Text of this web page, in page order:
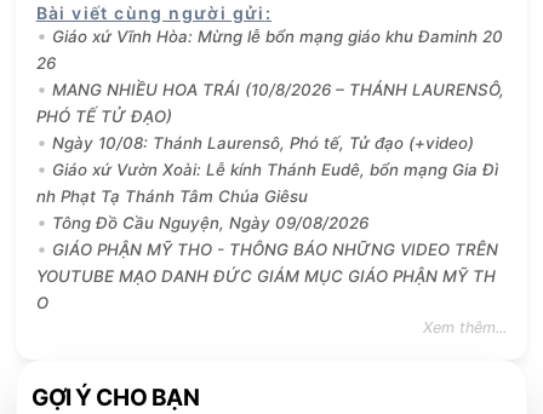
Bài viết cùng người gửi :
Giáo xứ Vĩnh Hòa: Mừng lễ bổn mạng giáo khu Đaminh 20
26
MANG NHIỀU HOA TRÁI (10/8/2026 – THÁNH LAURENSÔ,
PHÓ TẾ TỬ ĐẠO)
Ngày 10/08: Thánh Laurensô, Phó tế, Tử đạo (+video)
Giáo xứ Vườn Xoài: Lễ kính Thánh Eudê, bổn mạng Gia Đì
nh Phạt Tạ Thánh Tâm Chúa Giêsu
Tông Đồ Cầu Nguyện, Ngày 09/08/2026
GIÁO PHẬN MỸ THO - THÔNG BÁO NHỮNG VIDEO TRÊN
YOUTUBE MẠO DANH ĐỨC GIÁM MỤC GIÁO PHẬN MỸ TH
O
Xem thêm...
GỢI Ý CHO BẠN